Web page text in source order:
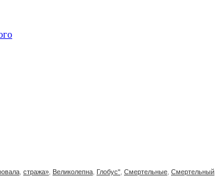
стража» Великолепна Глобус" Смертельные Смертельный